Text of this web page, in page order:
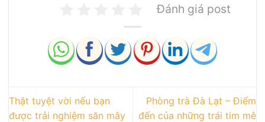
Đánh giá post
Thật tuyệt vời nếu bạn
được trải nghiệm săn mây
Phòng trà Đà Lạt – Điểm
đến của những trái tim mê